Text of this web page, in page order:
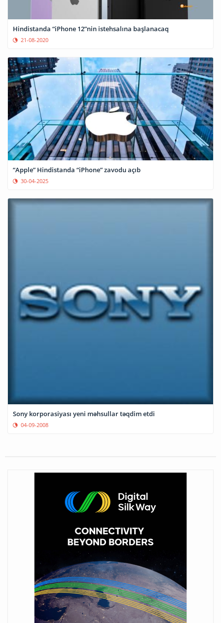
Hindistanda “iPhone 12”nin istehsalına başlanacaq
21-08-2020
“Apple” Hindistanda “iPhone” zavodu açıb
30-04-2025
Sony korporasiyası yeni məhsullar təqdim etdi
04-09-2008